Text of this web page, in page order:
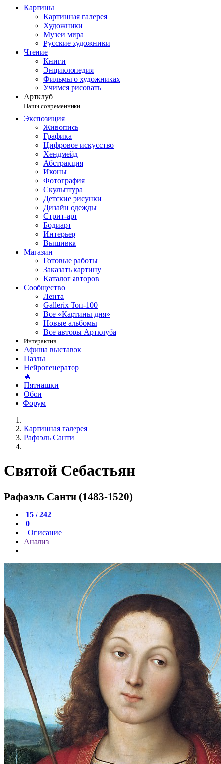
Картины
Картинная галерея
Художники
Музеи мира
Русские художники
Чтение
Книги
Энциклопедия
Фильмы о художниках
Учимся рисовать
Артклуб
Наши современники
Экспозиция
Живопись
Графика
Цифровое искусство
Хендмейд
Абстракция
Иконы
Фотография
Скульптура
Детские рисунки
Дизайн одежды
Стрит-арт
Бодиарт
Интерьер
Вышивка
Магазин
Готовые работы
Заказать картину
Каталог авторов
Сообщество
Лента
Gallerix Топ-100
Все «Картины дня»
Новые альбомы
Все авторы Артклуба
Интерактив
Афиша выставок
Пазлы
Нейрогенератор
🔥
Пятнашки
Обои
Форум
Картинная галерея
Рафаэль Санти
Святой Себастьян
Рафаэль Санти (1483-1520)
15 / 242
0
Описание
Анализ